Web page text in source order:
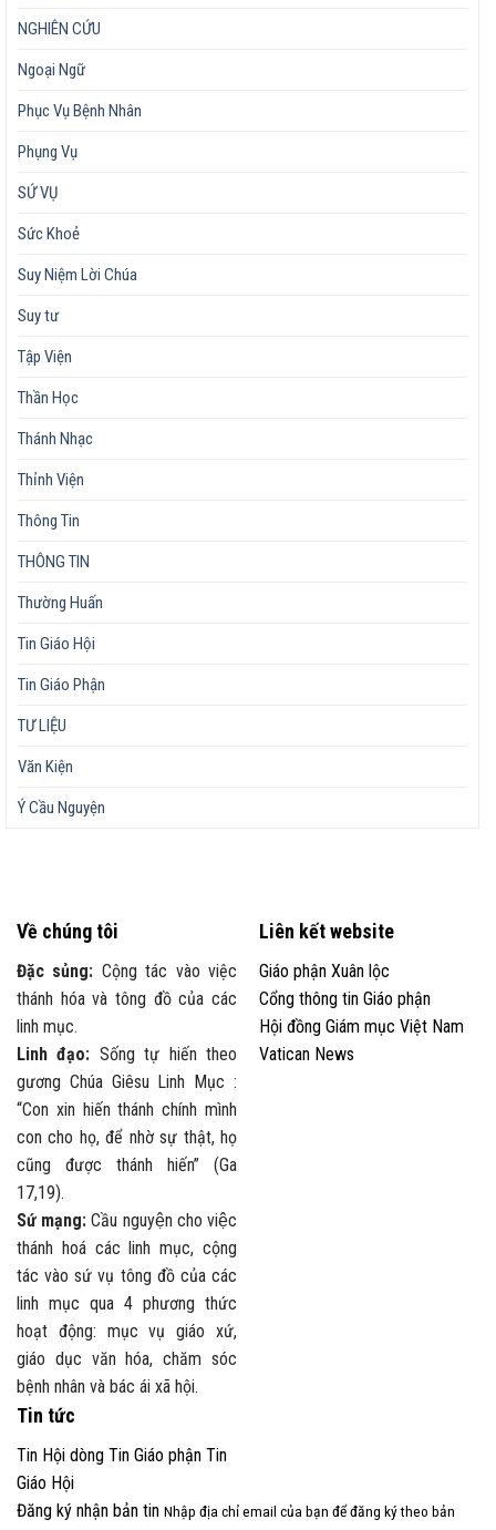
NGHIÊN CỨU
Ngoại Ngữ
Phục Vụ Bệnh Nhân
Phụng Vụ
SỨ VỤ
Sức Khoẻ
Suy Niệm Lời Chúa
Suy tư
Tập Viện
Thần Học
Thánh Nhạc
Thỉnh Viện
Thông Tin
THÔNG TIN
Thường Huấn
Tin Giáo Hội
Tin Giáo Phận
TƯ LIỆU
Văn Kiện
Ý Cầu Nguyện
Về chúng tôi
Đặc sủng: Cộng tác vào việc
thánh hóa và tông đồ của các
linh mục.
Linh đạo: Sống tự hiến theo
gương Chúa Giêsu Linh Mục :
“Con xin hiến thánh chính mình
con cho họ, để nhờ sự thật, họ
cũng được thánh hiến” (Ga
17,19).
Sứ mạng: Cầu nguyện cho việc
thánh hoá các linh mục, cộng
tác vào sứ vụ tông đồ của các
linh mục qua 4 phương thức
hoạt động: mục vụ giáo xứ,
giáo dục văn hóa, chăm sóc
bệnh nhân và bác ái xã hội.
Liên kết website
Giáo phận Xuân lộc
Cổng thông tin Giáo phận
Hội đồng Giám mục Việt Nam
Vatican News
Tin tức
Tin Hội dòng Tin Giáo phận Tin
Giáo Hội
Đăng ký nhận bản tin Nhập địa chỉ email của bạn để đăng ký theo bản